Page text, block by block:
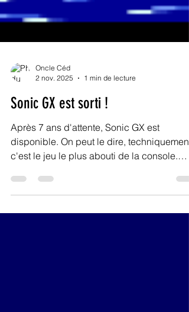
2 nov. 2025
1 min de lecture
Sonic GX est sorti !
Après 7 ans d'attente, Sonic GX est
disponible. On peut le dire, techniquement,
c'est le jeu le plus abouti de la console.
Téléchargez le ! Il en vaut la peine.